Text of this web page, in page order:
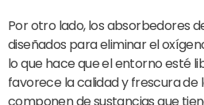
Por otro lado, los absorbedores
diseñados para eliminar el
lo que hace que el entorno esté
favorece la calidad y frescura de
componen de sustancias que